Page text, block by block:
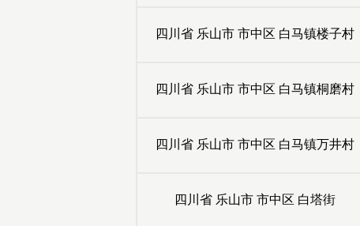
四川省 乐山市 市中区 白马镇楼子村
四川省 乐山市 市中区 白马镇桐磨村
四川省 乐山市 市中区 白马镇万井村
四川省 乐山市 市中区 白塔街